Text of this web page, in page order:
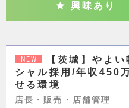
興味あり
NEW
【茨城】やよ
シャル採用/年収450
せる環境
店長・販売・店舗管理